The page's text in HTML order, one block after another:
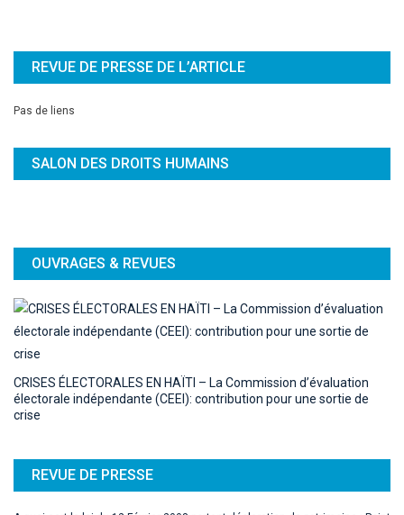
REVUE DE PRESSE DE L’ARTICLE
Pas de liens
SALON DES DROITS HUMAINS
OUVRAGES & REVUES
CRISES ÉLECTORALES EN HAÏTI – La Commission d’évaluation
électorale indépendante (CEEI): contribution pour une sortie de
crise
REVUE DE PRESSE